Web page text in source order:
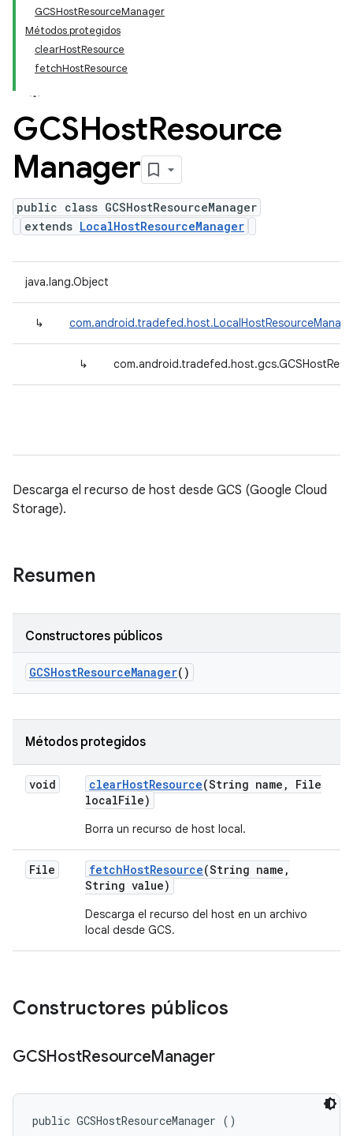
GCSHostResourceManager
Métodos protegidos
clearHostResource
fetchHostResource
GCSHostResource
Manager
public class GCSHostResourceManager
extends LocalHostResourceManager
java.lang.Object
↳
↳
Descarga el recurso de host desde GCS (Google Cloud
Storage).
Resumen
Constructores públicos
GCSHostResourceManager()
Métodos protegidos
void clearHostResource(String name ,
File
localFile)
Borra un recurso de host local.
File fetchHostResource(String name ,
String value)
Descarga el recurso del host en un archivo
local desde GCS.
Constructores públicos
GCSHostResourceManager
public GCSHostResourceManager ()